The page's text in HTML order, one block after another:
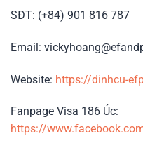
SĐT: (+84) 901 816 787
Email:
Website: https://dinhcu-
Fanpage Visa 186 Úc:
https://